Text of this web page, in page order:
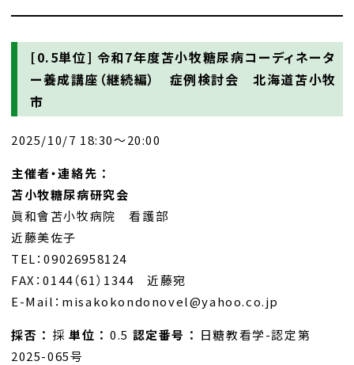
[0.5単位] 令和7年度苫小牧糖尿病コーディネータ
ー養成講座（継続編） 症例検討会 北海道苫小牧
市
2025/10/7 18:30～20:00
主催者・連絡先 ：
苫小牧糖尿病研究会
眞和會苫小牧病院 看護部
近藤美佐子
TEL：09026958124
FAX：0144（61）1344 近藤宛
E-Mail：misakokondonovel@yahoo.co.jp
採否 ： 採単位 ：0.5 認定番号 ： 日糖教看学-認定第
2025-065号